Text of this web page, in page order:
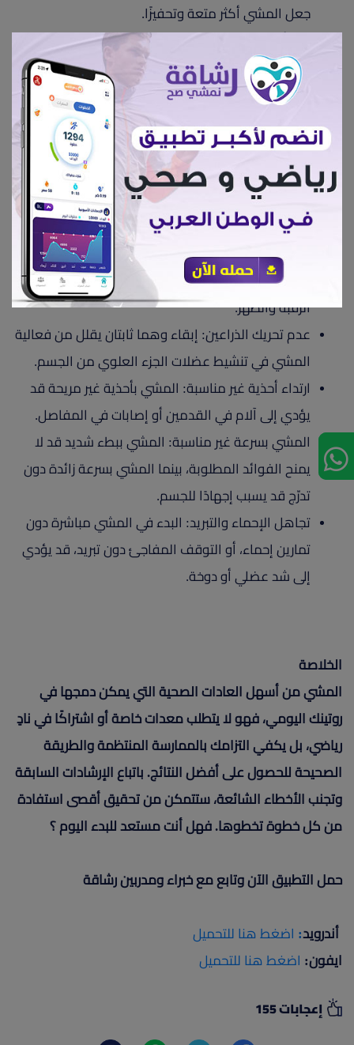
جعل المشي أكثر متعة وتحفيزًا.
حدد أهدافًا تدريجية: ضع لنفسك تحديات، مثل زيادة عدد
الخطوات أو مدة المشي تدريجيًا.
مارس المشي مع الآخرين: المشي مع الأصدقاء أو
العائلة يجعل التمرين ممتعًا ويشجع على الاستمرارية.
الأخطاء الشائعة
أثناء المشي
على الرغم من سهولة المشي، يقع البعض في أخطاء تقلل
من فوائده، ومنها:
المشي بوضعية خاطئة: مثل انحناء الظهر للأمام أو
النظر إلى الأسفل لفترات طويلة، مما قد يسبب آلامًا في
الرقبة والظهر.
عدم تحريك الذراعين: إبقاء وهما ثابتان يقلل من فعالية
المشي في تنشيط عضلات الجزء العلوي من الجسم.
ارتداء أحذية غير مناسبة: المشي بأحذية غير مريحة قد
يؤدي إلى آلام في القدمين أو إصابات في المفاصل.
المشي بسرعة غير مناسبة: المشي ببطء شديد قد لا
يمنح الفوائد المطلوبة، بينما المشي بسرعة زائدة دون
تدرّج قد يسبب إجهادًا للجسم.
تجاهل الإحماء والتبريد: البدء في المشي مباشرة دون
تمارين إحماء، أو التوقف المفاجئ دون تبريد، قد يؤدي
إلى شد عضلي أو دوخة.
الخلاصة
المشي من أسهل العادات الصحية التي يمكن دمجها في
روتينك اليومي، فهو لا يتطلب معدات خاصة أو اشتراكًا في نادٍ
رياضي، بل يكفي التزامك بالممارسة المنتظمة والطريقة
الصحيحة للحصول على أفضل النتائج. باتباع الإرشادات السابقة
وتجنب الأخطاء الشائعة، ستتمكن من تحقيق أقصى استفادة
من كل خطوة تخطوها. فهل أنت مستعد للبدء اليوم ؟
حمل التطبيق الآن وتابع مع خبراء ومدربين رشاقة
أندرويد: اضغط هنا للتحميل
ايفون: اضغط هنا للتحميل
إعجابات 155